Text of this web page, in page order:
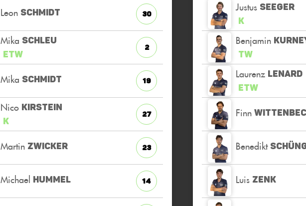
Leon SCHMIDT 30
Mika SCHLEU
ETW
2
Mika SCHMIDT 19
Nico KIRSTEIN
K
27
Martin ZWICKER 23
Michael HUMMEL 14
Justus SEEGER
K
Benjamin
TW
Laurenz LENARD
ETW
Finn
Benedikt
Luis ZENK